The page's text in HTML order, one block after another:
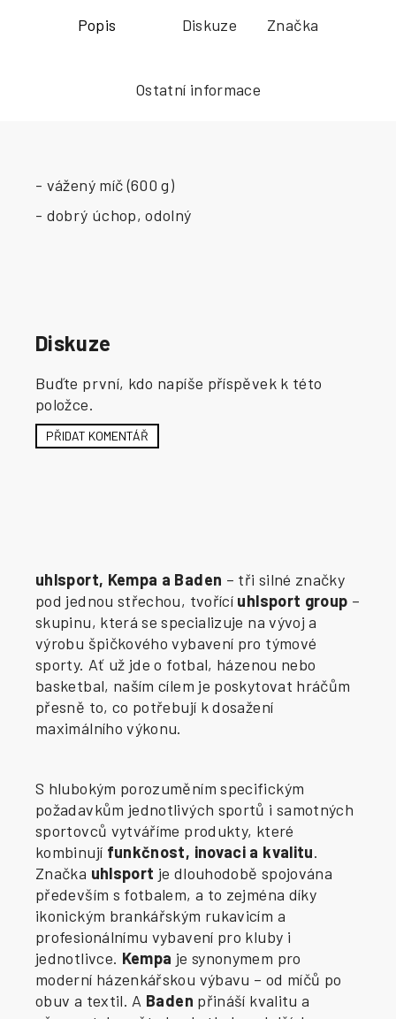
Popis Diskuze Značka
Ostatní informace
- vážený míč (600 g)
- dobrý úchop, odolný
Diskuze
Buďte první, kdo napíše příspěvek k této
položce.
PŘIDAT KOMENTÁŘ
uhlsport, Kempa a Baden – tři silné značky
pod jednou střechou, tvořící uhlsport group –
skupinu, která se specializuje na vývoj a
výrobu špičkového vybavení pro týmové
sporty. Ať už jde o fotbal, házenou nebo
basketbal, naším cílem je poskytovat hráčům
přesně to, co potřebují k dosažení
maximálního výkonu.
S hlubokým porozuměním specifickým
požadavkům jednotlivých sportů i samotných
sportovců vytváříme produkty, které
kombinují funkčnost, inovaci a kvalitu.
Značka uhlsport je dlouhodobě spojována
především s fotbalem, a to zejména díky
ikonickým brankářským rukavicím a
profesionálnímu vybavení pro kluby i
jednotlivce. Kempa je synonymem pro
moderní házenkářskou výbavu – od míčů po
obuv a textil. A Baden přináší kvalitu a